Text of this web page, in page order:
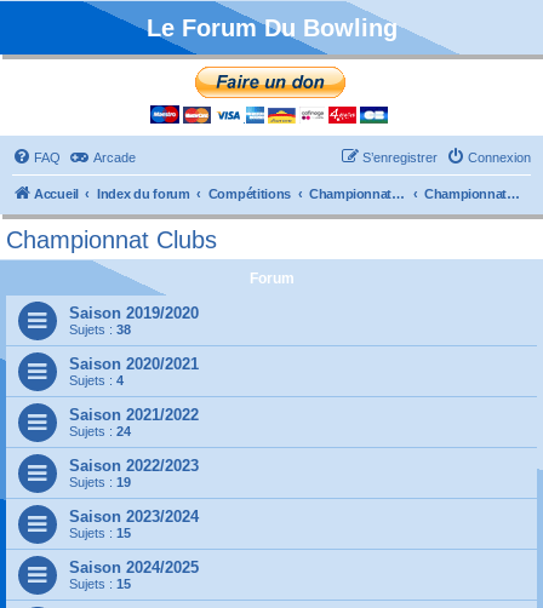
Le Forum Du Bowling
FAQ Arcade Connexion
S’enregistrer
Accueil Index du forum Compétitions Championnats de France Championnat Clubs
Championnat Clubs
Forum
Saison 2019/2020
Sujets : 38
Saison 2020/2021
Sujets : 4
Saison 2021/2022
Sujets : 24
Saison 2022/2023
Sujets : 19
Saison 2023/2024
Sujets : 15
Saison 2024/2025
Sujets : 15